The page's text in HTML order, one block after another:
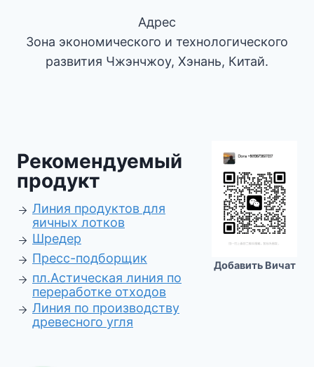
Адрес
Зона экономического и технологического
развития Чжэнчжоу, Хэнань, Китай.
Рекомендуемый
продукт
Линия продуктов для
яичных лотков
Шредер
Пресс-подборщик
пл.Астическая линия по
переработке отходов
Линия по производству
древесного угля
Добавить Вичат